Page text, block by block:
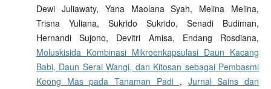
Dewi Juliawaty, Yana Maolana Syah, Melina Melina,
Trisna Yuliana, Sukrido Sukrido, Senadi Budiman,
Hernandi Sujono, Devitri Amisa, Endang Rosdiana,
Moluskisida Kombinasi Mikroenkapsulasi Daun Kacang
Babi, Daun Serai Wangi, dan Kitosan sebagai Pembasmi
Keong Mas pada Tanaman Padi , Jurnal Sains dan